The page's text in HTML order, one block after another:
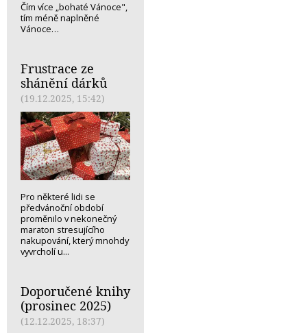
Čím více „bohaté Vánoce",
tím méně naplněné
Vánoce…
Frustrace ze
shánění dárků
(19.12.2025, 15:42)
Pro některé lidi se
předvánoční období
proměnilo v nekonečný
maraton stresujícího
nakupování, který mnohdy
vyvrcholí u...
Doporučené knihy
(prosinec 2025)
(12.12.2025, 18:37)